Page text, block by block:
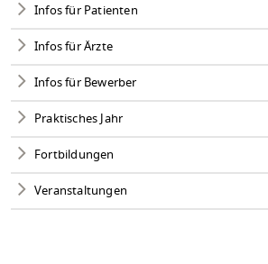
Infos für Patienten
Infos für Ärzte
Infos für Bewerber
Praktisches Jahr
Fortbildungen
Veranstaltungen